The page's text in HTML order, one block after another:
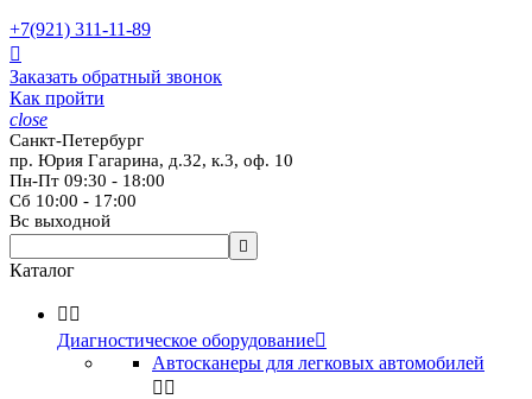
+7(921) 311-11-89

Заказать обратный звонок
Как пройти
close
Санкт-Петербург
пр. Юрия Гагарина, д.32, к.3, оф. 10
Пн-Пт 09:30 - 18:00
Сб 10:00 - 17:00
Вс выходной

Каталог
 
Диагностическое оборудование
Автосканеры для легковых автомобилей
 